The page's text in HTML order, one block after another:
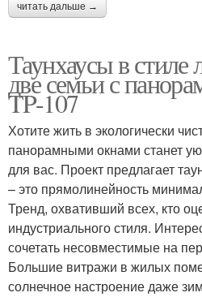
читать дальше →
Таунхаусы в
две семьи с
TP-107
Хотите жить в экологически
панорамными окнами станет
для вас. Проект предлагает
– это прямолинейность
Тренд, охвативший всех, кто
индустриального стиля.
сочетать несовместимые на
Большие витражи в жилых
солнечное настроение даже